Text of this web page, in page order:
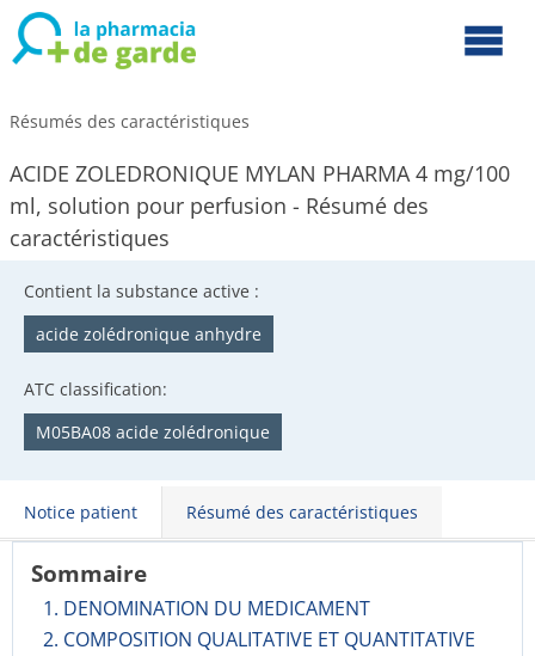
Résumés des caractéristiques
ACIDE ZOLEDRONIQUE MYLAN PHARMA 4 mg/100
ml, solution pour perfusion - Résumé des
caractéristiques
Contient la substance active :
acide zolédronique anhydre
ATC classification:
M05BA08 acide zolédronique
Notice patient Résumé des caractéristiques
Sommaire
1. DENOMINATION DU MEDICAMENT
2. COMPOSITION QUALITATIVE ET QUANTITATIVE